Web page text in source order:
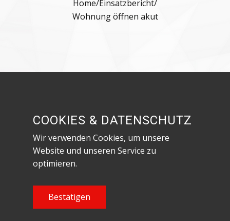
Home/Einsatzbericht/
Wohnung öffnen akut
der Pegnitz, 2023
Datenschutzerklärung & Impressum
COOKIES & DATENSCHUTZ
Wir verwenden Cookies, um unsere
Website und unseren Service zu
optimieren.
Bestätigen